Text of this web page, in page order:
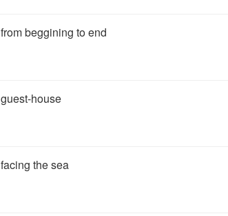
from beggining to end
guest-house
facing the sea